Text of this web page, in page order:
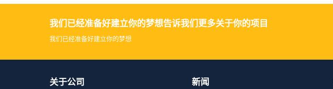
我们已经准备好建立你的梦想告诉我们更多关于你的项目
我们已经准备好建立你的梦想
关于公司 新闻